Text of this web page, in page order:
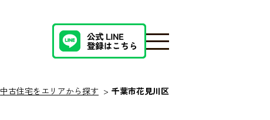
中古住宅をエリアから探す 千葉市花見川区